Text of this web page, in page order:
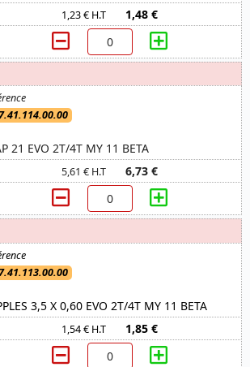
1,23 € H.T 1,48 €
21 EVO 2T/4T MY 11 BETA
5,61 € H.T 6,73 €
3,5 X 0,60 EVO 2T/4T MY 11 BETA
1,54 € H.T 1,85 €